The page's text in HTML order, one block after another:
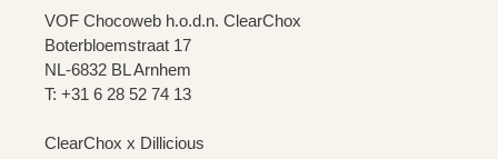
VOF Chocoweb h.o.d.n. ClearChox
Boterbloemstraat 17
NL-6832 BL Arnhem
T: +31 6 28 52 74 13
ClearChox x Dillicious